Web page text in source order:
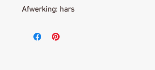
Afwerking: hars